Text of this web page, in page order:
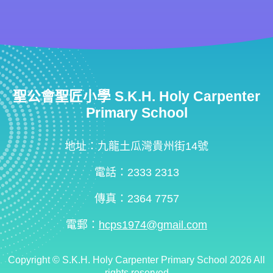
聖公會聖匠小學 S.K.H. Holy Carpenter
Primary School
地址：九龍土瓜灣貴州街14號
電話：2333 2313
傳真：2364 7757
電郵： hcps1974@gmail.com
Copyright © S.K.H. Holy Carpenter Primary School 2026 All